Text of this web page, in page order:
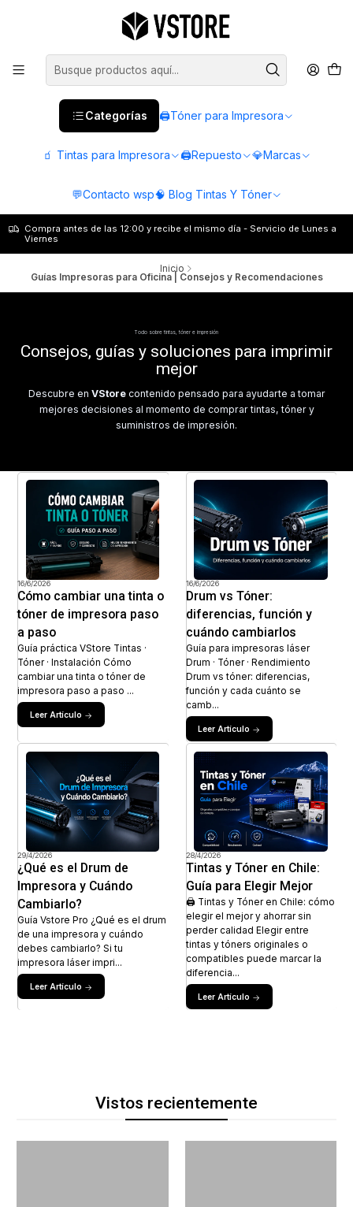
Categorías 🖨️Tóner para Impresora
🧃 Tintas para Impresora 🖨️Repuesto 💎Marcas
💬Contacto wsp🧠 Blog Tintas Y Tóner
Compra antes de las 12:00 y recibe el mismo día - Servicio de Lunes a
Viernes
Inicio
Guías Impresoras para Oficina | Consejos y Recomendaciones
Todo sobre tintas, tóner e impresión
Consejos, guías y soluciones para imprimir
mejor
Descubre en VStorecontenido pensado para ayudarte a tomar
mejores decisiones al momento de comprar tintas, tóner y
suministros de impresión.
16/6/2026
Cómo cambiar una tinta o
tóner de impresora paso
a paso
Guía práctica VStore Tintas ·
Tóner · Instalación Cómo
cambiar una tinta o tóner de
impresora paso a paso ...
Leer Artículo
16/6/2026
Drum vs Tóner:
diferencias, función y
cuándo cambiarlos
Guía para impresoras láser
Drum · Tóner · Rendimiento
Drum vs tóner: diferencias,
función y cada cuánto se
camb...
Leer Artículo
29/4/2026
¿Qué es el Drum de
Impresora y Cuándo
Cambiarlo?
Guía Vstore Pro ¿Qué es el drum
de una impresora y cuándo
debes cambiarlo? Si tu
impresora láser impri...
Leer Artículo
28/4/2026
Tintas y Tóner en Chile:
Guía para Elegir Mejor
🖨️ Tintas y Tóner en Chile: cómo
elegir el mejor y ahorrar sin
perder calidad Elegir entre
tintas y tóners originales o
compatibles puede marcar la
diferencia...
Leer Artículo
Vistos recientemente